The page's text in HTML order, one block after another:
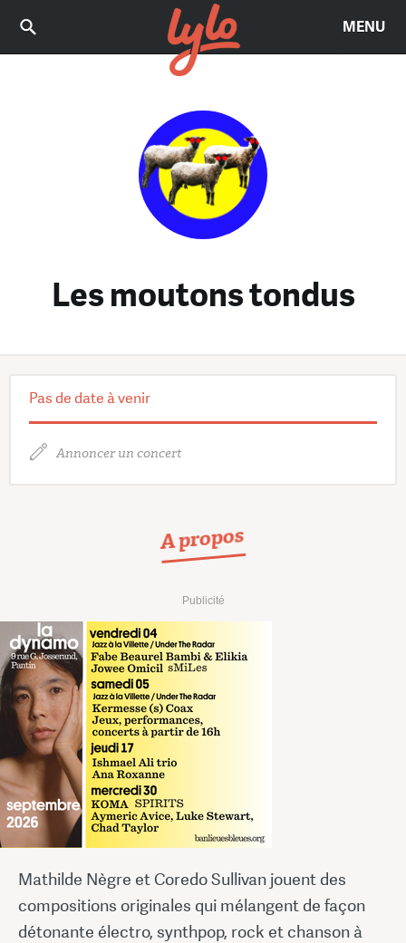
MENU
Les moutons tondus
Pas de date à venir
Annoncer un concert
A propos
Publicité
Mathilde Nègre et Coredo Sullivan jouent des
compositions originales qui mélangent de façon
détonante électro, synthpop, rock et chanson à